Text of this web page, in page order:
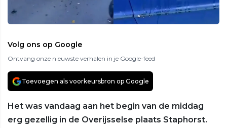
Volg ons op Google
Ontvang onze nieuwste verhalen in je Google-feed
Toevoegen als voorkeursbron op Google
Het was vandaag aan het begin van de middag
erg gezellig in de Overijsselse plaats Staphorst.